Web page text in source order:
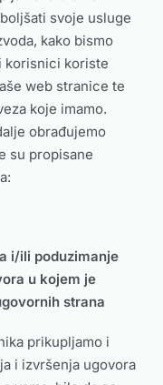
svoje usluge
kako bismo
korisnici koriste
web stranice te
koje imamo.
obrađujemo
su propisane
i/ili poduzimanje
u kojem je
strana
prikupljamo i
i izvršenja ugovora